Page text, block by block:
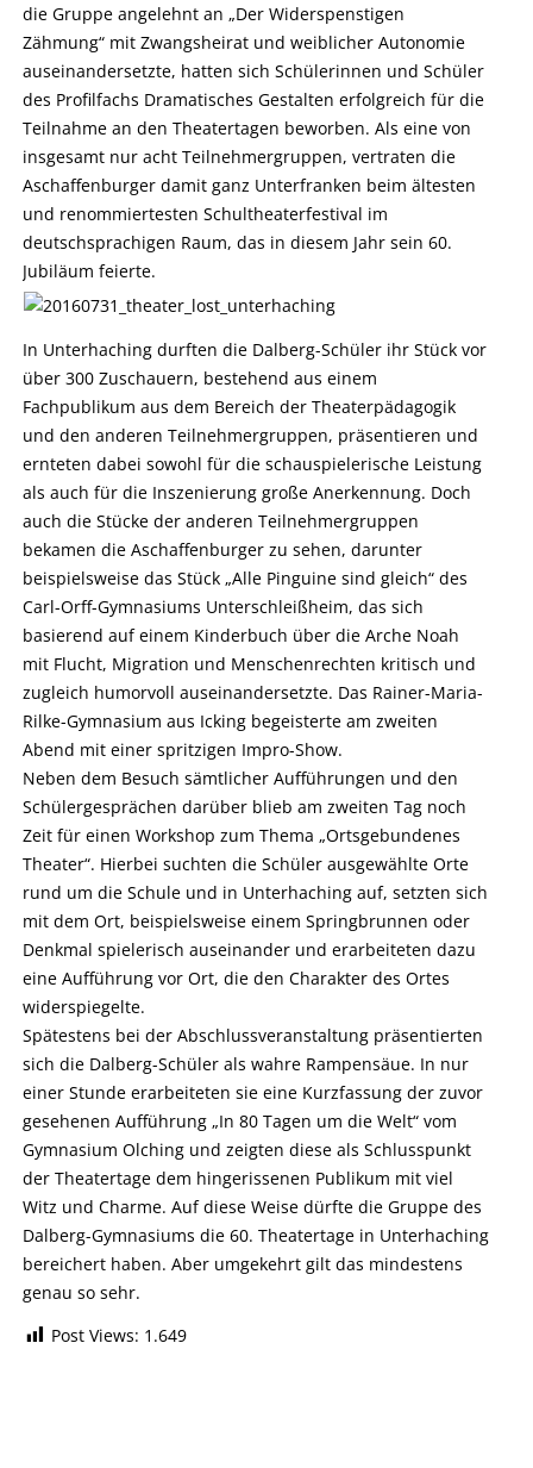
die Gruppe angelehnt an „Der Widerspenstigen
Zähmung“ mit Zwangsheirat und weiblicher Autonomie
auseinandersetzte, hatten sich Schülerinnen und Schüler
des Profilfachs Dramatisches Gestalten erfolgreich für die
Teilnahme an den Theatertagen beworben. Als eine von
insgesamt nur acht Teilnehmergruppen, vertraten die
Aschaffenburger damit ganz Unterfranken beim ältesten
und renommiertesten Schultheaterfestival im
deutschsprachigen Raum, das in diesem Jahr sein 60.
Jubiläum feierte.
In Unterhaching durften die Dalberg-Schüler ihr Stück vor
über 300 Zuschauern, bestehend aus einem
Fachpublikum aus dem Bereich der Theaterpädagogik
und den anderen Teilnehmergruppen, präsentieren und
ernteten dabei sowohl für die schauspielerische Leistung
als auch für die Inszenierung große Anerkennung. Doch
auch die Stücke der anderen Teilnehmergruppen
bekamen die Aschaffenburger zu sehen, darunter
beispielsweise das Stück „Alle Pinguine sind gleich“ des
Carl-Orff-Gymnasiums Unterschleißheim, das sich
basierend auf einem Kinderbuch über die Arche Noah
mit Flucht, Migration und Menschenrechten kritisch und
zugleich humorvoll auseinandersetzte. Das Rainer-Maria-
Rilke-Gymnasium aus Icking begeisterte am zweiten
Abend mit einer spritzigen Impro-Show.
Neben dem Besuch sämtlicher Aufführungen und den
Schülergesprächen darüber blieb am zweiten Tag noch
Zeit für einen Workshop zum Thema „Ortsgebundenes
Theater“. Hierbei suchten die Schüler ausgewählte Orte
rund um die Schule und in Unterhaching auf, setzten sich
mit dem Ort, beispielsweise einem Springbrunnen oder
Denkmal spielerisch auseinander und erarbeiteten dazu
eine Aufführung vor Ort, die den Charakter des Ortes
widerspiegelte.
Spätestens bei der Abschlussveranstaltung präsentierten
sich die Dalberg-Schüler als wahre Rampensäue. In nur
einer Stunde erarbeiteten sie eine Kurzfassung der zuvor
gesehenen Aufführung „In 80 Tagen um die Welt“ vom
Gymnasium Olching und zeigten diese als Schlusspunkt
der Theatertage dem hingerissenen Publikum mit viel
Witz und Charme. Auf diese Weise dürfte die Gruppe des
Dalberg-Gymnasiums die 60. Theatertage in Unterhaching
bereichert haben. Aber umgekehrt gilt das mindestens
genau so sehr.
Post Views: 1.649